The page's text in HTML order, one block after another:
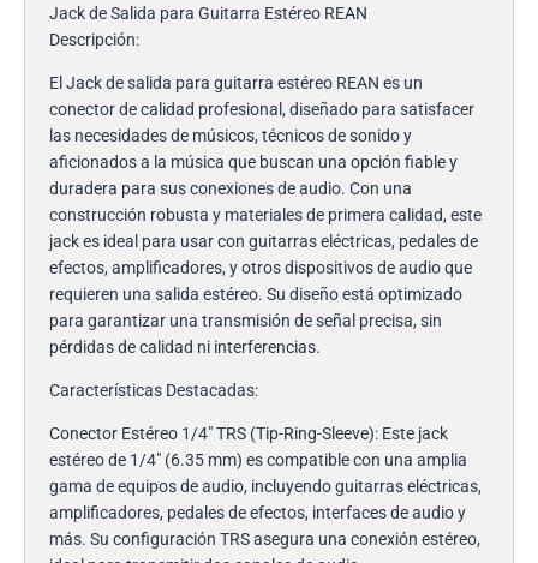
Jack de Salida para Guitarra Estéreo REAN
Descripción:
El Jack de salida para guitarra estéreo REAN es un
conector de calidad profesional, diseñado para satisfacer
las necesidades de músicos, técnicos de sonido y
aficionados a la música que buscan una opción fiable y
duradera para sus conexiones de audio. Con una
construcción robusta y materiales de primera calidad, este
jack es ideal para usar con guitarras eléctricas, pedales de
efectos, amplificadores, y otros dispositivos de audio que
requieren una salida estéreo. Su diseño está optimizado
para garantizar una transmisión de señal precisa, sin
pérdidas de calidad ni interferencias.
Características Destacadas:
Conector Estéreo 1/4″ TRS (Tip-Ring-Sleeve): Este jack
estéreo de 1/4″ (6.35 mm) es compatible con una amplia
gama de equipos de audio, incluyendo guitarras eléctricas,
amplificadores, pedales de efectos, interfaces de audio y
más. Su configuración TRS asegura una conexión estéreo,